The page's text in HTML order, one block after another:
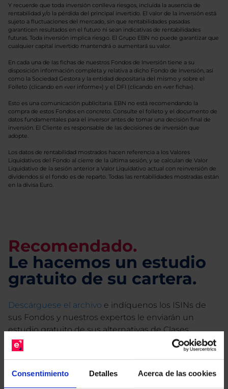
Consentimiento Detalles Acerca de las cookies
Y recuerde que toda inversión conlleva riesgos, incluida la ausencia de
rentabilidad y/o la pérdida del principal invertido. El valor de la inversión está
sujeto a fluctuaciones del mercado, sin que rentabilidades pasadas
garanticen resultados en el futuro ni sean indicativas de rentabilidades
futuras. Toda inversión implica riesgo. El Grupo EBN no puede garantizar que
cualquier capital invertido mantendrá o aumentará su valor.
En cada una de las fichas de nuestros Fondos de Inversión tiene a su
disposición información completa y relativa a dicho Fondo de Inversión, así
como la Sociedad Gestora y la entidad depositaria del mismo y sobre el
Folleto (clicando en «ver informe») y el DFI (clicando en «ver ficha»).
Esto es una comunicación publicitaria. EBN no está recomendando la
compra de estos Fondos en concreto. Consulte el folleto y el documento de
datos fundamentales para el inversor antes de tomar una decisión final de
inversión. El Cliente es responsable de las decisiones de inversión que
adopte.
Los datos de rentabilidad mostrados hacen referencia a los Valores
Liquidativos del Fondo al cierre de la última sesión, y se calculan de Valor
Liquidativo de la sesión anterior a Valor Liquidativo actual con reinversión de
dividendos si el fondo es de reparto. Todas las rentabilidades mostradas están
en la divisa Euro.
Recomendado.
Le hacemos un estudio
gratuito de su cartera.
Descárguese el archivo e indíquenos los ISINs de
sus Fondos y nuestros expertos le enviarán un
estudio gratuito de sus alternativas de Clases
Limpias con las que podrá ahorrar en sus costes.